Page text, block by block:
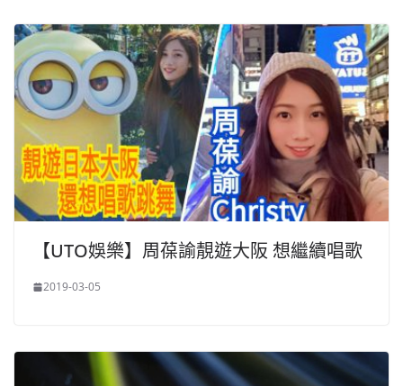
【UTO娛樂】周葆諭靚遊大阪 想繼續唱歌
2019-03-05